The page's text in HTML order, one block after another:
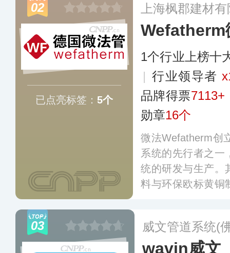
更多
02
已点亮标签： 5个
上海枫郡建材
Wefatherm
1个行业上榜十
| 行业领导者
品牌得票7113+
勋章16个
微法Wefatherm创
系统的先行者之一
统的研发与生产。
料与环保欧标黄铜
称。更多
03 威文管道系统(
wavin威文